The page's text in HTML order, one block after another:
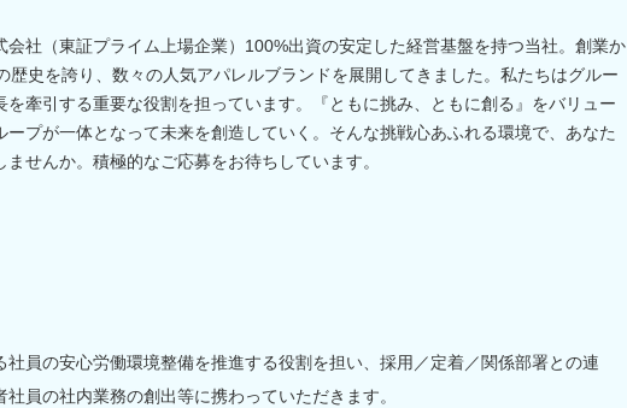
会社（東証プライム上場企業）100%出資の安定した経営基盤を持つ当社。創業か
歴史を誇り、数々の人気アパレルブランドを展開してきました。私たちはグルー
を牽引する重要な役割を担っています。『ともに挑み、ともに創る』をバリュー
ープが一体となって未来を創造していく。そんな挑戦心あふれる環境で、あなた
ませんか。積極的なご応募をお待ちしています。
社員の安心労働環境整備を推進する役割を担い、採用／定着／関係部署との連
社員の社内業務の創出等に携わっていただきます。